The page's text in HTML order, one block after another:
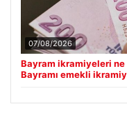
07/08/2026
Bayram ikramiyeleri
Bayramı emekli